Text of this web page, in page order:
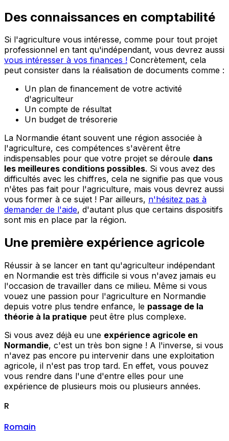
Des connaissances en comptabilité
Si l'agriculture vous intéresse, comme pour tout projet
professionnel en tant qu'indépendant, vous devrez aussi
vous intéresser à vos finances ! Concrètement, cela
peut consister dans la réalisation de documents comme :
Un plan de financement de votre activité
d'agriculteur
Un compte de résultat
Un budget de trésorerie
La Normandie étant souvent une région associée à
l'agriculture, ces compétences s'avèrent être
indispensables pour que votre projet se déroule dans
les meilleures conditions possibles. Si vous avez des
difficultés avec les chiffres, cela ne signifie pas que vous
n'êtes pas fait pour l'agriculture, mais vous devrez aussi
vous former à ce sujet ! Par ailleurs, n'hésitez pas à
demander de l'aide, d'autant plus que certains dispositifs
sont mis en place par la région.
Une première expérience agricole
Réussir à se lancer en tant qu'agriculteur indépendant
en Normandie est très difficile si vous n'avez jamais eu
l'occasion de travailler dans ce milieu. Même si vous
vouez une passion pour l'agriculture en Normandie
depuis votre plus tendre enfance, le passage de la
théorie à la pratique peut être plus complexe.
Si vous avez déjà eu une expérience agricole en
Normandie, c'est un très bon signe ! A l'inverse, si vous
n'avez pas encore pu intervenir dans une exploitation
agricole, il n'est pas trop tard. En effet, vous pouvez
vous rendre dans l'une d'entre elles pour une
expérience de plusieurs mois ou plusieurs années.
R
Romain